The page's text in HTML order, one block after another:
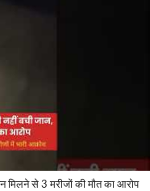
मिलने से 3 मरीजों की मौत का आरोप